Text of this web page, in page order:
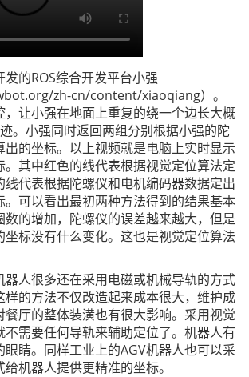
的ROS综合开发平台小强
zh-cn/content/xiaoqiang）。
，让小强在地面上重复的绕一个边长大概
。小强同时返回两组分别根据小强的陀
出的坐标。以上视频就是电脑上实时显示
。其中红色的线代表根据视觉定位算法定
线代表根据陀螺仪和电机编码器数据定出
。可以看出最初两种方法得到的结果基本
数的增加，陀螺仪的误差越来越大，但是
坐标没有什么变化。这也是视觉定位算法
器人很多还在采用电磁或机械导轨的方式
样的方法不仅改造起来成本很大，维护成
餐厅的整体装潢也有很大影响。采用视觉
不需要任何导轨来辅助定位了。机器人有
眼睛。同样工业上的AGV机器人也可以采
机器人提供更精准的坐标。